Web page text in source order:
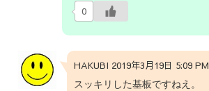
0
HAKUBI 2019年3月19日 5:09 PM
スッキリした基板ですねえ。